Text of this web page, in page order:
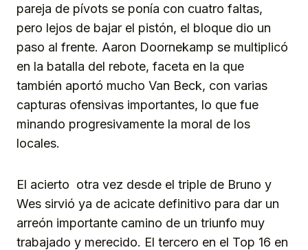
pareja de pívots se ponía con cuatro faltas,
pero lejos de bajar el pistón, el bloque dio un
paso al frente. Aaron Doornekamp se multiplicó
en la batalla del rebote, faceta en la que
también aportó mucho Van Beck, con varias
capturas ofensivas importantes, lo que fue
minando progresivamente la moral de los
locales.
El acierto otra vez desde el triple de Bruno y
Wes sirvió ya de acicate definitivo para dar un
arreón importante camino de un triunfo muy
trabajado y merecido. El tercero en el Top 16 en